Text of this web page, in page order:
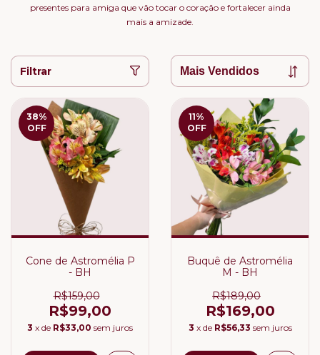
presentes para amiga que vão tocar o coração e fortalecer ainda
mais a amizade.
Filtrar
38%
OFF
Cone de Astromélia P
- BH
R$159,00
R$99,00
3 x de R$33,00 sem juros
11%
OFF
Buquê de Astromélia
M - BH
R$189,00
R$169,00
3 x de R$56,33 sem juros